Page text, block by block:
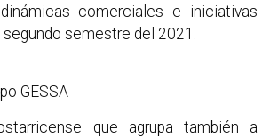
comerciales e iniciativas
semestre del 2021.
GESSA
que agrupa también a